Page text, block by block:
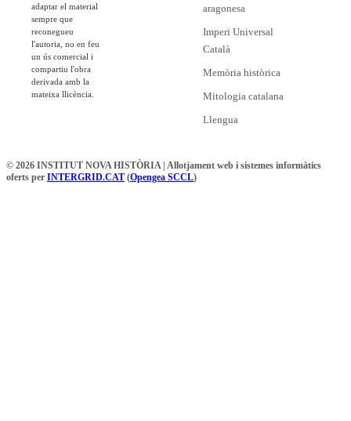
adaptar el material
sempre que
reconegueu
l'autoria, no en feu
un ús comercial i
compartiu l'obra
derivada amb la
mateixa llicència.
aragonesa
Imperi Universal
Català
Memòria històrica
Mitologia catalana
Llengua
© 2026 INSTITUT NOVA HISTÒRIA | Allotjament web i sistemes informàtics
oferts per INTERGRID.CAT (Opengea SCCL)